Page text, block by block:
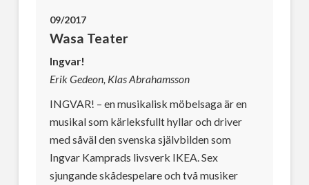
09/2017
Wasa Teater
Ingvar!
Erik Gedeon, Klas Abrahamsson
INGVAR! – en musikalisk möbelsaga är en
musikal som kärleksfullt hyllar och driver
med såväl den svenska självbilden som
Ingvar Kamprads livsverk IKEA. Sex
sjungande skådespelare och två musiker